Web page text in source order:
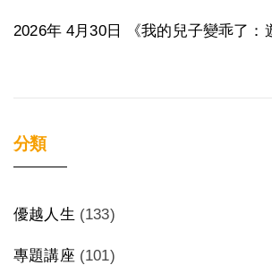
2026年 4月30日 《我的兒子變乖了：
分類
優越人生 (133)
專題講座 (101)